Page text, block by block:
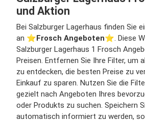
und Aktion
Bei Salzburger Lagerhaus finden Sie
an ⭐️Frosch Angeboten⭐️. Diese
Salzburger Lagerhaus 1 Frosch
Preisen. Entfernen Sie Ihre Filter, um
zu entdecken, die besten Preise zu
Einkauf zu sparen. Nutzen Sie die
gezielt nach Angeboten Ihres
oder Produkts zu suchen. Speichern
automatisch informiert zu werden,